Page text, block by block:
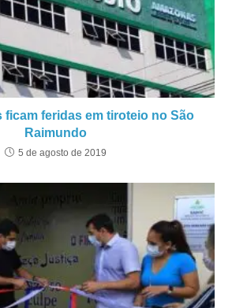
ficam feridas em tiroteio no São
Raimundo
5 de agosto de 2019